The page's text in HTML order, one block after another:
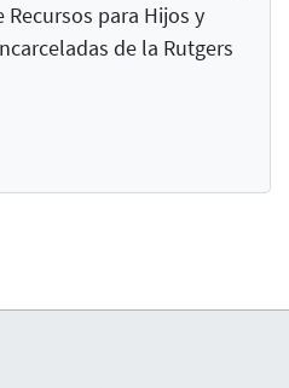
para Hijos y
de la Rutgers